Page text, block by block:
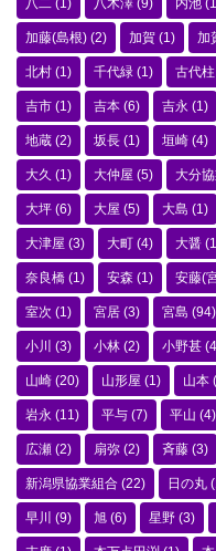
八二 (1) 八木澤 (9) 内池
加藤(島根) (2) 加賀 (1) 加
北村 (1) 千代緑 (1) 古代柱
吉市 (1) 吉本 (6) 吉永 (1)
地蔵 (2) 坂長 (1) 垣崎 (4)
大久 (1) 大仲屋 (5) 大分
大坪 (6) 大屋 (5) 大島 (1)
大津屋 (3) 大町 (4) 大醤
奈良橋 (1) 安森 (1) 安藤(
室次 (1) 宮居 (3) 宮島 (94)
小川 (3) 小林 (2) 小野甚
山崎 (20) 山形屋 (1) 山本
岩永 (11) 平与 (7) 平山 (4)
広瀬 (2) 扇弥 (2) 斉藤 (3)
新潟県協業組合 (22) 日の丸
早川 (9) 旭 (6) 星野 (3)